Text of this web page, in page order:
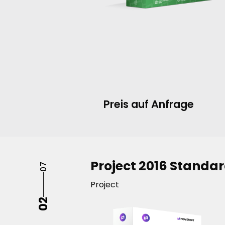
Preis auf Anfrage
Project 2016
Project
02
07